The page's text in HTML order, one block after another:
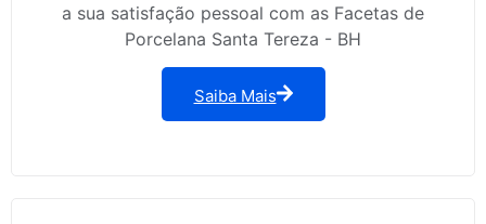
a sua satisfação pessoal com as Facetas de
Porcelana Santa Tereza - BH
Saiba Mais